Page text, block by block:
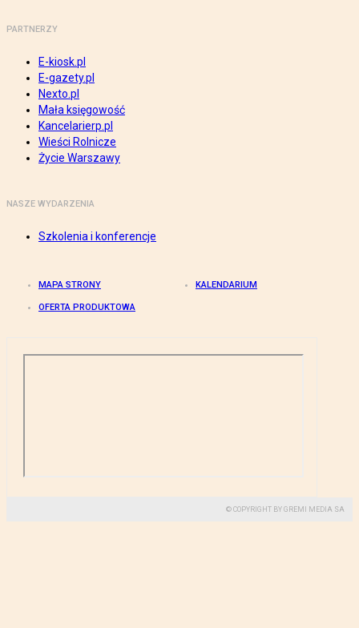
PARTNERZY
E-kiosk.pl
E-gazety.pl
Nexto.pl
Mała księgowość
Kancelarierp.pl
Wieści Rolnicze
Życie Warszawy
NASZE WYDARZENIA
Szkolenia i konferencje
MAPA STRONY KALENDARIUM
OFERTA PRODUKTOWA
© COPYRIGHT BY GREMI MEDIA SA